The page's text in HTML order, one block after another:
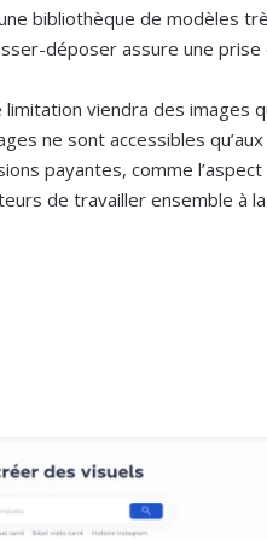
bibliothèque de modèles
déposer assure une prise
viendra des images
ne sont accessibles
payantes, comme
de travailler ensemble à la